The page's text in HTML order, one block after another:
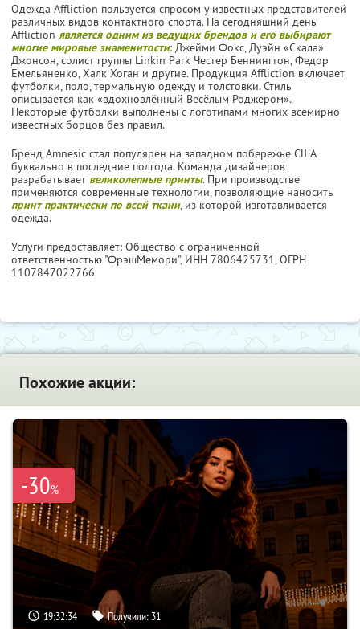
Одежда Affliction пользуется спросом у известных представителей
различных видов контактного спорта. На сегодняшний день
Affliction является одним из ведущих брендов и его выбирают
многие мировые знаменитости: Джейми Фокс, Дуэйн «Скала»
Джонсон, солист группы Linkin Park Честер Беннингтон, Федор
Емельяненко, Халк Хоган и другие. Продукция Affliction включает
футболки, поло, термальную одежду и толстовки. Стиль
описывается как «вдохновлённый Весёлым Роджером».
Некоторые футболки выполнены с логотипами многих всемирно
известных борцов без правил.
Бренд Amnesic стал популярен на западном побережье США
буквально в последние полгода. Команда дизайнеров
разрабатывает великолепные принты. При производстве
применяются современные технологии, позволяющие наносить
принт практически по всей ткани, из которой изготавливается
одежда.
Услуги предоставляет: Общество с ограниченной
ответственностью "ФрэшМемори", ИНН 7806425731, ОГРН
1107847022766
Похожие акции:
-30%
19:32:33 Получили: 31